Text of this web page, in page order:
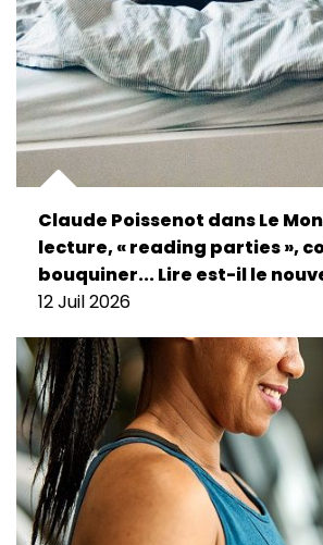
Claude Poissenot dans Le
lecture, « reading parties »,
bouquiner... Lire est-il le
12 Juil 2026